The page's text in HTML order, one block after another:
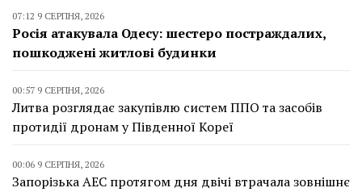
07:12 9 СЕРПНЯ, 2026
Росія атакувала Одесу: шестеро постраждалих,
пошкоджені житлові будинки
00:57 9 СЕРПНЯ, 2026
Литва розглядає закупівлю систем ППО та засобів
протидії дронам у Південної Кореї
00:06 9 СЕРПНЯ, 2026
Запорізька АЕС протягом дня двічі втрачала зовнішнє